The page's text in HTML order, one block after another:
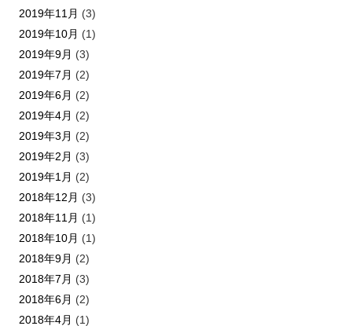
2019年11月 (3)
2019年10月 (1)
2019年9月 (3)
2019年7月 (2)
2019年6月 (2)
2019年4月 (2)
2019年3月 (2)
2019年2月 (3)
2019年1月 (2)
2018年12月 (3)
2018年11月 (1)
2018年10月 (1)
2018年9月 (2)
2018年7月 (3)
2018年6月 (2)
2018年4月 (1)